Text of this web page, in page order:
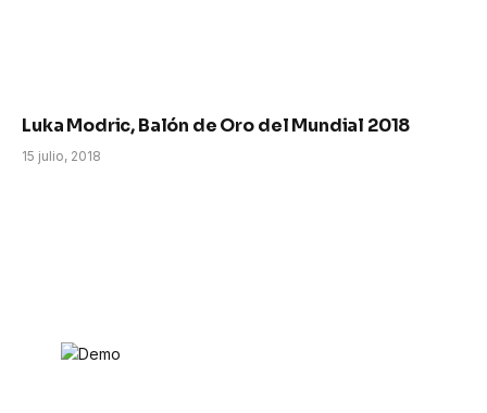
Luka Modric, Balón de Oro del Mundial 2018
15 julio, 2018